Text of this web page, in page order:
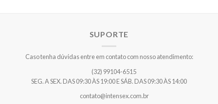
SUPORTE
Caso tenha dúvidas entre em contato com nosso atendimento:
(32) 99104-6515
SEG. A SEX. DAS 09:30 ÀS 19:00 E SÁB. DAS 09:30 ÀS 14:00
contato@intensex.com.br